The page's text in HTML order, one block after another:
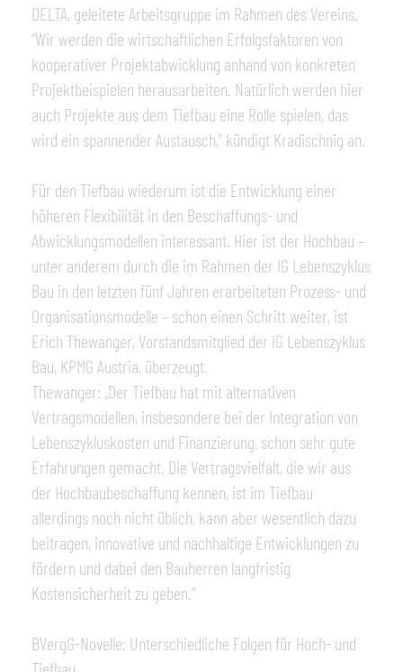
DELTA, geleitete Arbeitsgruppe im Rahmen des Vereins.
“Wir werden die wirtschaftlichen Erfolgsfaktoren von
kooperativer Projektabwicklung anhand von konkreten
Projektbeispielen herausarbeiten. Natürlich werden hier
auch Projekte aus dem Tiefbau eine Rolle spielen, das
wird ein spannender Austausch,” kündigt Kradischnig an.
Für den Tiefbau wiederum ist die Entwicklung einer
höheren Flexibilität in den Beschaffungs- und
Abwicklungsmodellen interessant. Hier ist der Hochbau –
unter anderem durch die im Rahmen der IG Lebenszyklus
Bau in den letzten fünf Jahren erarbeiteten Prozess- und
Organisationsmodelle – schon einen Schritt weiter, ist
Erich Thewanger, Vorstandsmitglied der IG Lebenszyklus
Bau, KPMG Austria, überzeugt.
Thewanger: „Der Tiefbau hat mit alternativen
Vertragsmodellen, insbesondere bei der Integration von
Lebenszykluskosten und Finanzierung, schon sehr gute
Erfahrungen gemacht. Die Vertragsvielfalt, die wir aus
der Hochbaubeschaffung kennen, ist im Tiefbau
allerdings noch nicht üblich, kann aber wesentlich dazu
beitragen, innovative und nachhaltige Entwicklungen zu
fördern und dabei den Bauherren langfristig
Kostensicherheit zu geben.”
BVergG-Novelle: Unterschiedliche Folgen für Hoch- und